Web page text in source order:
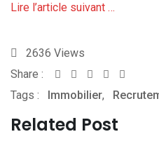
Lire l’article suivant …
2636 Views
Share :
Whatsapp
Share
via
Email
Tags : Immobilier,
Related Post